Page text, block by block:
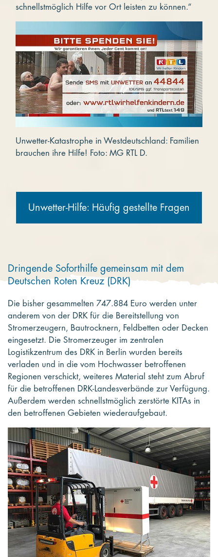
schnellstmöglich Hilfe vor Ort leisten zu können.“
Unwetter-Katastrophe in Westdeutschland: Familien
brauchen ihre Hilfe! Foto: MG RTL D.
Unwetter-Hilfe: Häufig gestellte Fragen
Dringende Soforthilfe gemeinsam mit dem
Deutschen Roten Kreuz (DRK)
Die bisher gesammelten 747.884 Euro werden unter
anderem von der DRK für die Bereitstellung von
Stromerzeugern, Bautrocknern, Feldbetten oder Decken
eingesetzt. Die Stromerzeuger im zentralen
Logistikzentrum des DRK in Berlin wurden bereits
verladen und in die vom Hochwasser betroffenen
Regionen verschickt, weiteres Material steht zum Abruf
für die betroffenen DRK-Landesverbände zur Verfügung.
Außerdem werden schnellstmöglich zerstörte KITAs in
den betroffenen Gebieten wiederaufgebaut.